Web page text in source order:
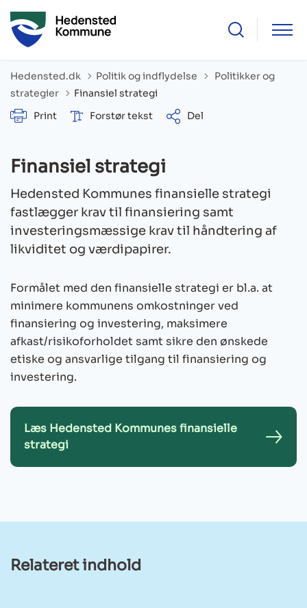
Hedensted.dk Politik og indflydelse Tilbage til
Politikker og
strategier
Finansiel strategi
Print
Forstør tekst Del
Finansiel strategi
Hedensted Kommunes finansielle strategi
fastlægger krav til finansiering samt
investeringsmæssige krav til håndtering af
likviditet og værdipapirer.
Formålet med den finansielle strategi er bl.a. at
minimere kommunens omkostninger ved
finansiering og investering, maksimere
afkast/risikoforholdet samt sikre den ønskede
etiske og ansvarlige tilgang til finansiering og
investering.
Læs Hedensted Kommunes finansielle
strategi
Relateret indhold